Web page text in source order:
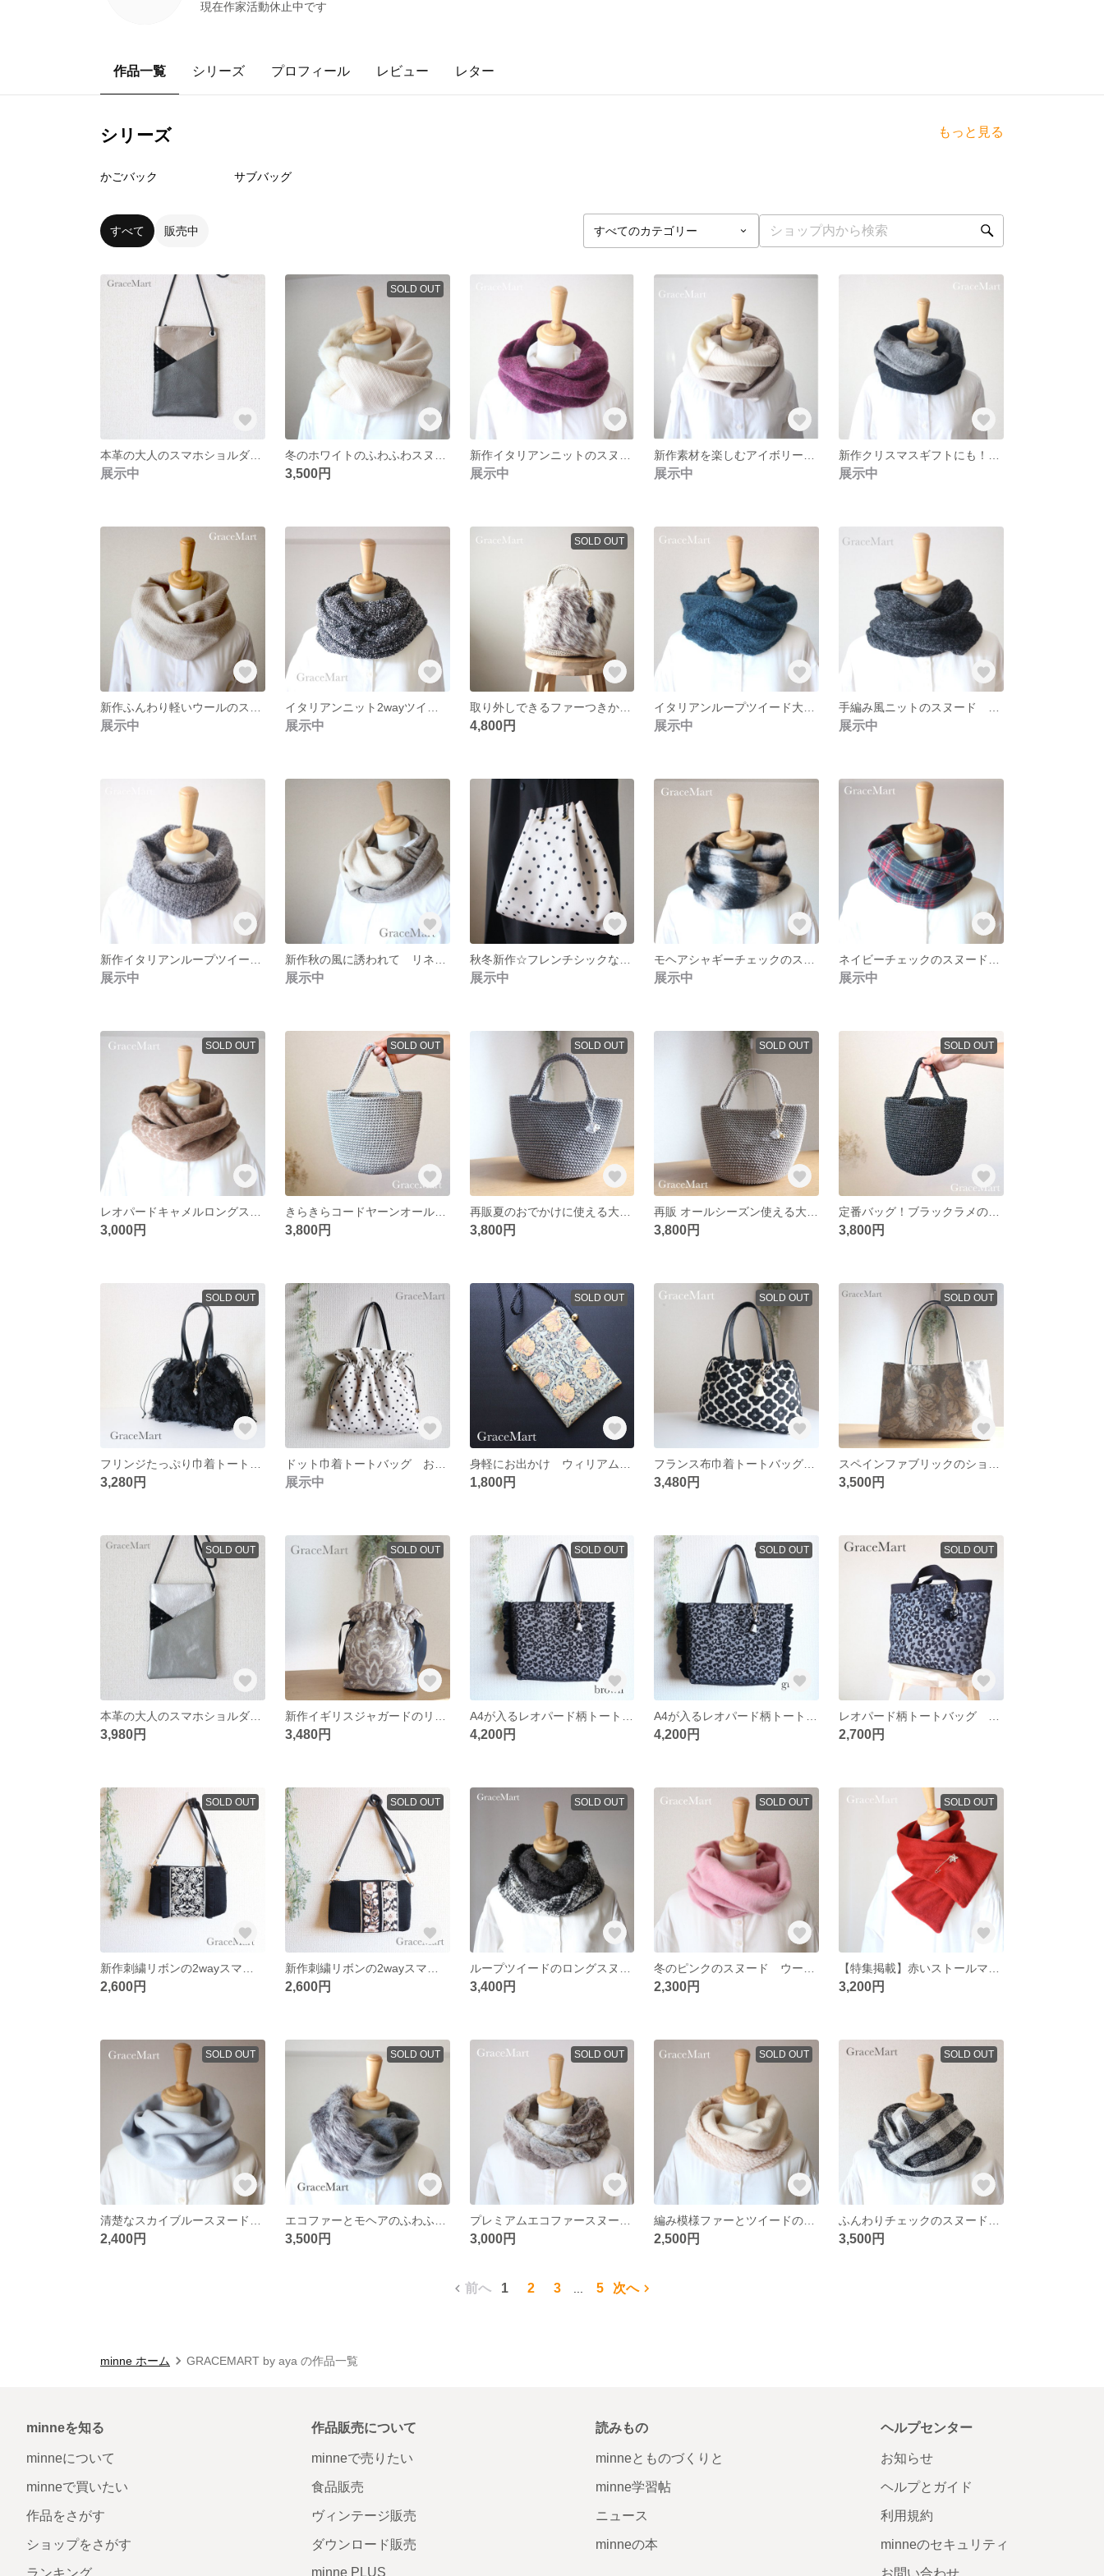
現在作家活動休止中です
作品一覧 シリーズ プロフィール レビュー レター
シリーズ もっと見る
かごバック サブバッグ
すべて 販売中
展示中
SOLD OUT
3,500円 展示中 展示中 展示中
展示中 展示中
SOLD OUT
取り外しできるファーつきかごバッグ ベージュ ラメ ブラウンファーヤーンバッグ手編みバッグ ロングファー ファーバッグ オールシーズン コードヤーン
4,800円 展示中 展示中
展示中 展示中 展示中 展示中 展示中
SOLD OUT
3,000円
SOLD OUT
きらきらコードヤーンオールシーズン使える大人のかごバッグ シルバーラメ インナーバッグつき コードヤーン手編みバッグ サマーバッグ ナチュラルカラー
3,800円
SOLD OUT
3,800円
SOLD OUT
3,800円
SOLD OUT
3,800円
SOLD OUT
3,280円 展示中
SOLD OUT
1,800円
SOLD OUT
3,480円
SOLD OUT
3,500円
SOLD OUT
3,980円
SOLD OUT
3,480円
SOLD OUT
4,200円
SOLD OUT
4,200円
SOLD OUT
2,700円
SOLD OUT
2,600円
SOLD OUT
2,600円
SOLD OUT
3,400円
SOLD OUT
2,300円
SOLD OUT
3,200円
SOLD OUT
2,400円
SOLD OUT
3,500円
SOLD OUT
3,000円
SOLD OUT
2,500円
SOLD OUT
3,500円
前へ 1 2 3 5 次へ
minne ホーム GRACEMART by aya の作品一覧
minneを知る
minneについて
minneで買いたい
作品をさがす
ショップをさがす
ランキング
作品販売について
minneで売りたい
食品販売
ヴィンテージ販売
ダウンロード販売
minne PLUS
読みもの
minneとものづくりと
minne学習帖
ニュース
minneの本
ヘルプセンター
お知らせ
ヘルプとガイド
利用規約
minneのセキュリティ
お問い合わせ